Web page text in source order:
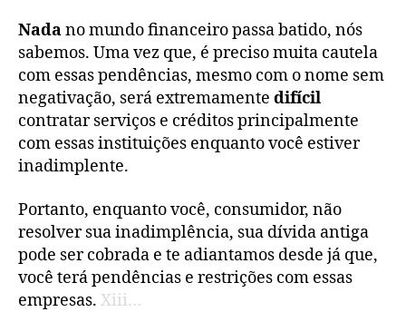
Nadano mundo financeiro passa batido, nós
sabemos. Uma vez que, é preciso muita cautela
com essas pendências, mesmo com o nome sem
negativação, será extremamente difícil
contratar serviços e créditos principalmente
com essas instituições enquanto você estiver
inadimplente.
Portanto, enquanto você, consumidor, não
resolver sua inadimplência, sua dívida antiga
pode ser cobrada e te adiantamos desde já que,
você terá pendências e restrições com essas
empresas. Xiii…